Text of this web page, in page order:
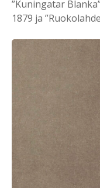
”Kuningatar
1879 ja